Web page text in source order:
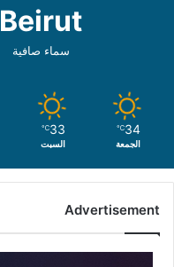
Beirut
سماء صافية
34
℃
الجمعة
33
℃
السبت
Advertisement